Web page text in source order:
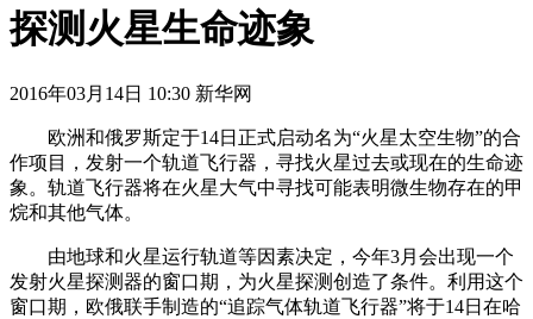
探测火星生命迹象
2016年03月14日 10:30 新华网
欧洲和俄罗斯定于14日正式启动名为“火星太空生物”的合
作项目，发射一个轨道飞行器，寻找火星过去或现在的生命迹
象。轨道飞行器将在火星大气中寻找可能表明微生物存在的甲
烷和其他气体。
由地球和火星运行轨道等因素决定，今年3月会出现一个
发射火星探测器的窗口期，为火星探测创造了条件。利用这个
窗口期，欧俄联手制造的“追踪气体轨道飞行器”将于14日在哈